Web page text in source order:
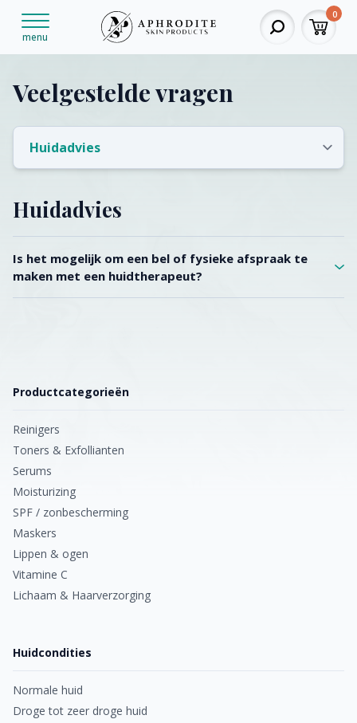
menu
0
Veelgestelde vragen
Huidadvies
Is het mogelijk om een bel of fysieke afspraak te
maken met een huidtherapeut?
advies kunnen voorschrijven voor uw huidtype of
voor u geschikt zijn.
Productcategorieën
Reinigers
Toners & Exfollianten
Serums
Moisturizing
SPF / zonbescherming
Maskers
Lippen & ogen
Vitamine C
Lichaam & Haarverzorging
Huidcondities
Normale huid
Droge tot zeer droge huid